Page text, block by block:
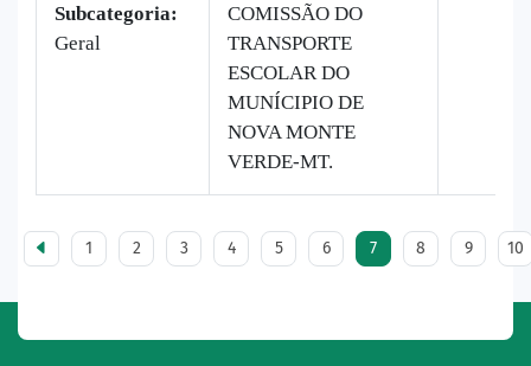
Subcategoria:
Geral
COMISSÃO DO
TRANSPORTE
ESCOLAR DO
MUNÍCIPIO DE
NOVA MONTE
VERDE-MT.
1 2 3 4 5 6 7 8 9 10